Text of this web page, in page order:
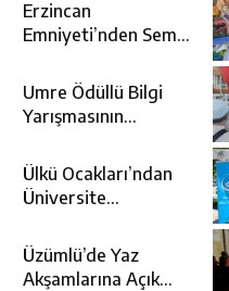
Erzincan
Emniyeti’nden Semt
Bilgilendirme
Faaliyeti
Umre Ödüllü Bilgi
Yarışmasının
Topraklara
Uğurlandı
Ülkü Ocakları’ndan
Üniversite
Desteği
Üzümlü’de Yaz
Akşamlarına Açık